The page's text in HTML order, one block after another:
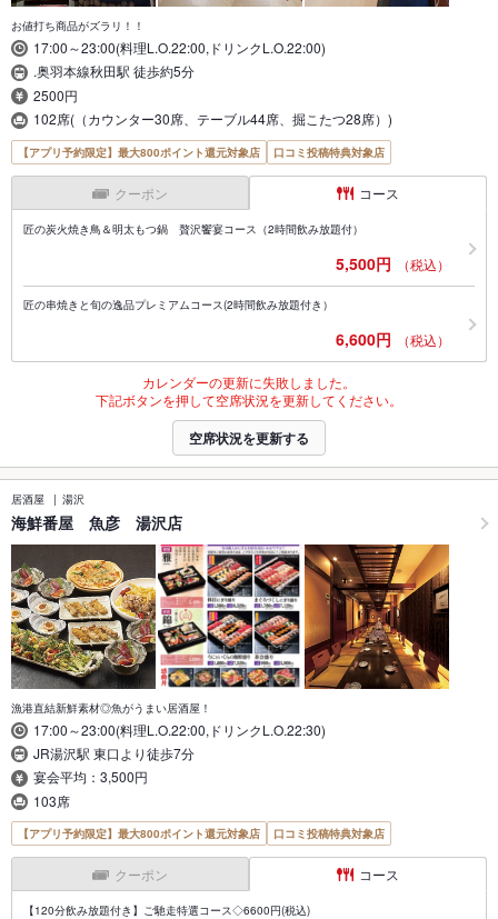
お値打ち商品がズラリ！！
17:00～23:00(料理L.O.22:00,ドリンクL.O.22:00)
.奥羽本線秋田駅 徒歩約5分
2500円
102席(（カウンター30席、テーブル44席、掘こたつ28席）)
【アプリ予約限定】最大800ポイント還元対象店 口コミ投稿特典対象店
クーポン コース
匠の炭火焼き鳥＆明太もつ鍋 贅沢饗宴コース（2時間飲み放題付）
5,500円 （税込）
匠の串焼きと旬の逸品プレミアムコース(2時間飲み放題付き）
6,600円 （税込）
カレンダーの更新に失敗しました。
下記ボタンを押して空席状況を更新してください。
空席状況を更新する
居酒屋 湯沢
海鮮番屋 魚彦 湯沢店
漁港直結新鮮素材◎魚がうまい居酒屋！
17:00～23:00(料理L.O.22:00,ドリンクL.O.22:30)
JR湯沢駅 東口より徒歩7分
宴会平均：3,500円
103席
【アプリ予約限定】最大800ポイント還元対象店 口コミ投稿特典対象店
クーポン コース
【120分飲み放題付き】ご馳走特選コース◇6600円(税込)